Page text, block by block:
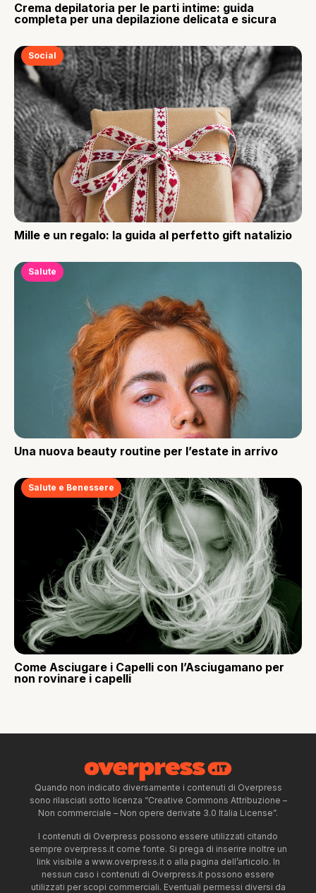
Crema depilatoria per le parti intime: guida
completa per una depilazione delicata e sicura
Social
Mille e un regalo: la guida al perfetto gift natalizio
Salute
Una nuova beauty routine per l’estate in arrivo
Salute e Benessere
Come Asciugare i Capelli con l’Asciugamano per
non rovinare i capelli
Quando non indicato diversamente i contenuti di Overpress
sono rilasciati sotto licenza “Creative Commons Attribuzione –
Non commerciale – Non opere derivate 3.0 Italia License”.
I contenuti di Overpress possono essere utilizzati citando
sempre overpress.it come fonte. Si prega di inserire inoltre un
link visibile a www.overpress.it o alla pagina dell’articolo. In
nessun caso i contenuti di Overpress.it possono essere
utilizzati per scopi commerciali. Eventuali permessi diversi da